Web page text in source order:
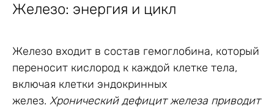
Железо: энергия и цикл
Железо входит в состав гемоглобина, который
переносит кислород к каждой клетке тела,
включая клетки эндокринных
желез. Хронический дефицит железа приводит